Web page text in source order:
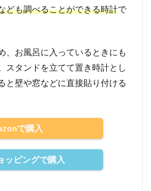
ども調べることができる時計で
、お風呂に入っているときにも
スタンドを立てて置き時計とし
と壁や窓などに直接貼り付ける
で購入
ッピングで購入